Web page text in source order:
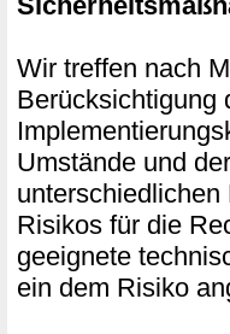
Wir treffen nach
Berücksichtigung
Umstände und
Risikos für die
geeignete
ein dem Risiko